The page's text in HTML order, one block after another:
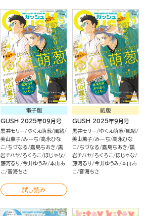
電子版
GUSH 2025年09月号
黒井モリー ゆくえ萌葱 風緒
美山薫子 みーち 高永ひな
こ
ちづなる 嘉島ちあき 黒
岩チハヤ ろくろこ
ほじゃな
藤河るり
今井ゆうみ 本山あ
こ 音海ちさ
試し読み
紙版
GUSH 2025年9月号
黒井モリー ゆくえ萌葱 風緒
美山薫子 みーち 高永ひな
こ
ちづなる 嘉島ちあき 黒
岩チハヤ ろくろこ
ほじゃな
藤河るり
今井ゆうみ 本山あ
こ 音海ちさ